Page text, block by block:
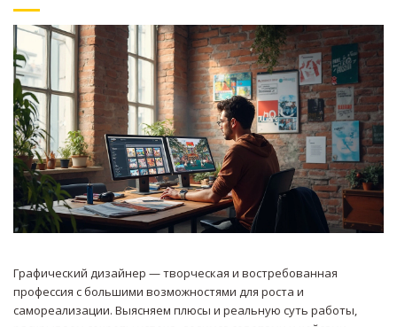
Графический дизайнер — творческая и востребованная
профессия с большими возможностями для роста и
самореализации. Выясняем плюсы и реальную суть работы,